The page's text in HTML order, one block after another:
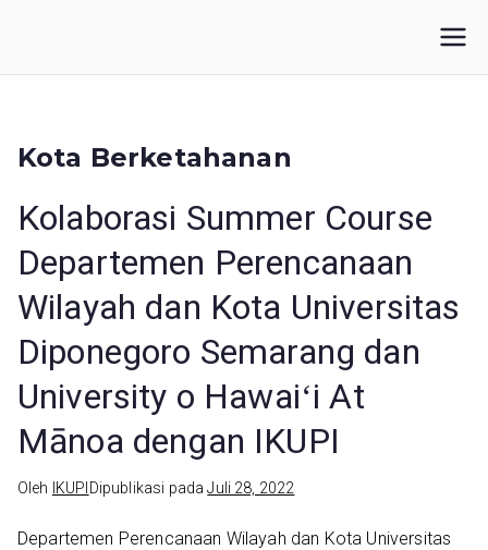
konten
IKUPI
Kota Berketahanan
Kolaborasi Summer Course
Departemen Perencanaan
Wilayah dan Kota Universitas
Diponegoro Semarang dan
University o Hawaiʻi At
Mānoa dengan IKUPI
Oleh IKUPI Dipublikasi padaJuli 28, 2022
Departemen Perencanaan Wilayah dan Kota Universitas